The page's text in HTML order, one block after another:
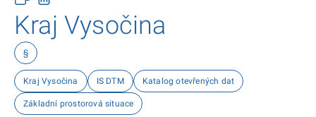
Kraj Vysočina
§
Kraj Vysočina IS DTM Katalog otevřených dat
Základní prostorová situace